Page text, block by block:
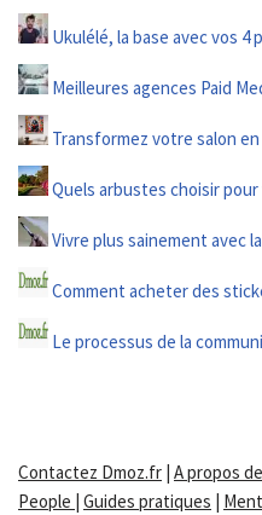
Ukulélé, la base avec vos
Meilleures agences Paid
Transformez votre salon
Quels arbustes choisir
Vivre plus sainement avec
Comment acheter des
Le processus de la
Contactez Dmoz.fr A propos
People Guides pratiques